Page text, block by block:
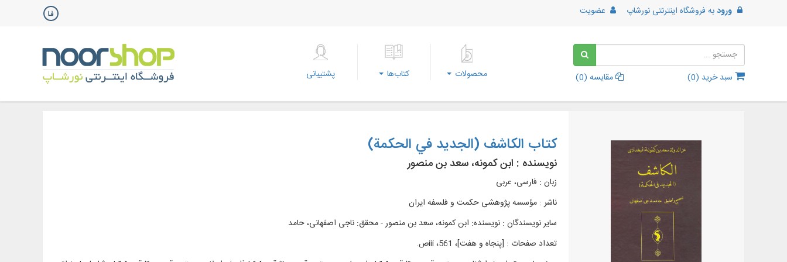
ورودبه فروشگاه اینترنتی نورشاپ عضویت
سبد خرید (0
) مقایسه (0
) محصولات کتاب‌ها پشتیبانی
کتاب الکاشف (الجديد في الحکمة)
نویسنده : ابن کمونه، سعد بن منصور
زبان : فارسی، عربی
ناشر : مؤسسه پژوهشی حکمت و فلسفه ايران
سایر نویسندگان : نویسنده: ابن کمونه، سعد بن منصور - محقق: ناجی اصفهانی، حامد
تعداد صفحات : [پنجاه و هفت]، 561، iiiص.